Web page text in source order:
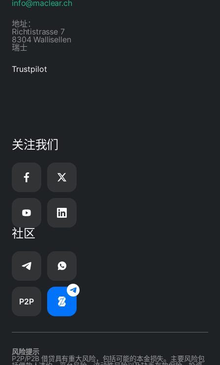
info@maclear.ch
地址：
Richtistrasse 7
8304 Wallisellen
瑞士
Trustpilot
关注我们
社区
P2P
风险提示
P2P/P2B 借贷具有重大风险，包括可能的本金损失。主要风险包